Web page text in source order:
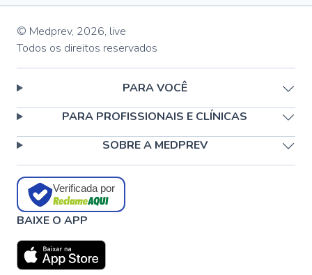
© Medprev, 2026, live
Todos os direitos reservados
PARA VOCÊ
PARA PROFISSIONAIS E CLÍNICAS
SOBRE A MEDPREV
Verificada por
BAIXE O APP